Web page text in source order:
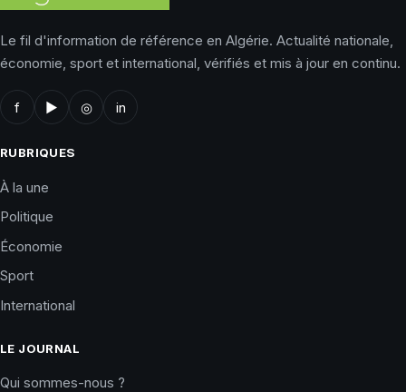
Le fil d'information de référence en Algérie. Actualité nationale,
économie, sport et international, vérifiés et mis à jour en continu.
f ▶ ◎ in
RUBRIQUES
À la une
Politique
Économie
Sport
International
LE JOURNAL
Qui sommes-nous ?